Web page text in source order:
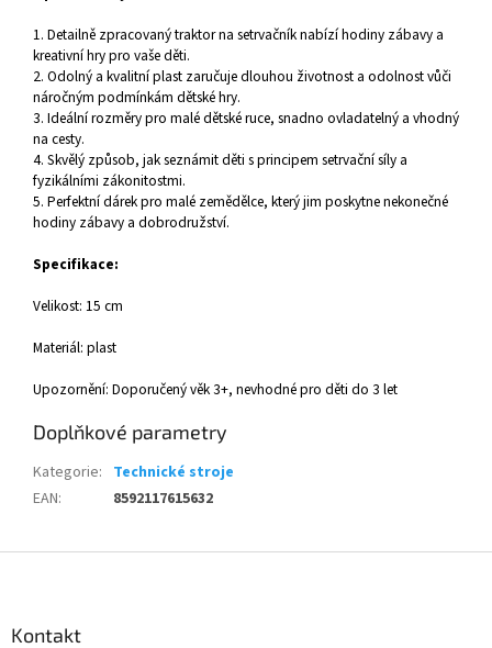
1. Detailně zpracovaný traktor na setrvačník nabízí hodiny zábavy a
kreativní hry pro vaše děti.
2. Odolný a kvalitní plast zaručuje dlouhou životnost a odolnost vůči
náročným podmínkám dětské hry.
3. Ideální rozměry pro malé dětské ruce, snadno ovladatelný a vhodný
na cesty.
4. Skvělý způsob, jak seznámit děti s principem setrvační síly a
fyzikálními zákonitostmi.
5. Perfektní dárek pro malé zemědělce, který jim poskytne nekonečné
hodiny zábavy a dobrodružství.
Specifikace:
Velikost: 15 cm
Materiál: plast
Upozornění: Doporučený věk 3+, nevhodné pro děti do 3 let
Doplňkové parametry
Kategorie: Technické stroje
EAN: 8592117615632
Kontakt